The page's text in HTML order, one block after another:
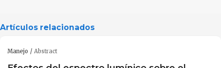
Artículos relacionados
Manejo Abstract